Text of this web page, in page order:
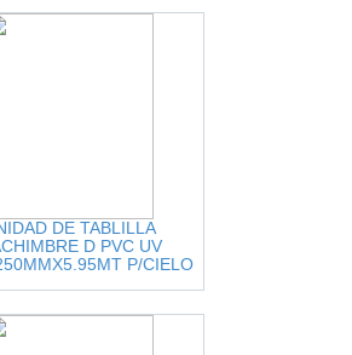
DE TABLILLA
D PVC UV
P/CIELO